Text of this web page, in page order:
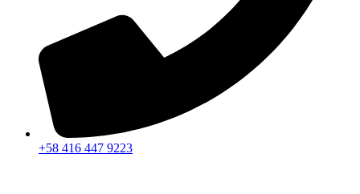
+58 416 447 9223